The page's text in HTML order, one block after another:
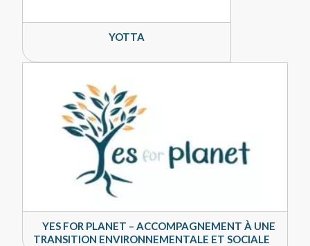
YOTTA
YES FOR PLANET – ACCOMPAGNEMENT À UNE
TRANSITION ENVIRONNEMENTALE ET SOCIALE